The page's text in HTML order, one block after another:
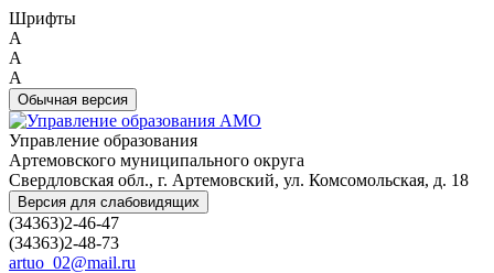
Шрифты
A
A
A
Обычная версия
Управление образования
Артемовского муниципального округа
Свердловская обл., г. Артемовский, ул. Комсомольская, д. 18
Версия для слабовидящих
(34363)2-46-47
(34363)2-48-73
artuo_02@mail.ru